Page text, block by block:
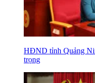
HĐND tỉnh Quảng
trọng